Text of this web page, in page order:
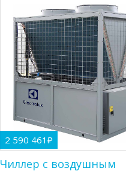
2 590 461 ₽
Чиллер с воздушным